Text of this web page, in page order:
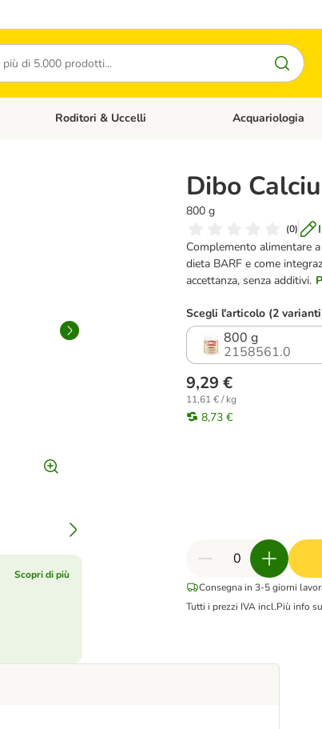
CaniApri Menù Categoria: Diete
Roditori & Uccelli Apri Menù
Acquariologia
Dibo
800 g
(0)
Complemento alimentare
dieta BARF e come
accettanza, senza additivi.
Scopri di più
Scegli l'articolo (2
800 g
2158561.0
9,29 €
11,61 € / kg
8,73 €
Consegna in 3-5 giorni
Tutti i prezzi IVA incl.Più info